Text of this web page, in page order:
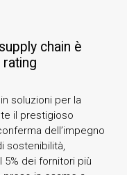
chain è
rating
soluzioni per la
il prestigioso
dell’impegno
sostenibilità,
5% dei fornitori più